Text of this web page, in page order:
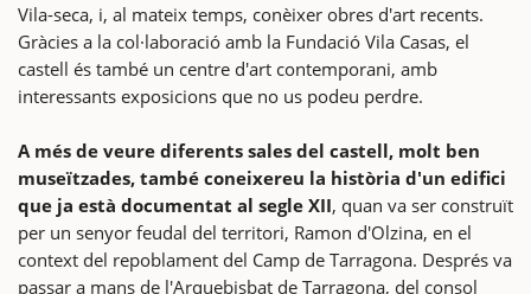
Vila-seca, i, al mateix temps, conèixer obres d'art recents.
Gràcies a la col·laboració amb la Fundació Vila Casas, el
castell és també un centre d'art contemporani, amb
interessants exposicions que no us podeu perdre.
A més de veure diferents sales del castell, molt ben
museïtzades, també coneixereu la història d'un edifici
que ja està documentat al segle XII, quan va ser construït
per un senyor feudal del territori, Ramon d'Olzina, en el
context del repoblament del Camp de Tarragona. Després va
passar a mans de l'Arquebisbat de Tarragona, del consol